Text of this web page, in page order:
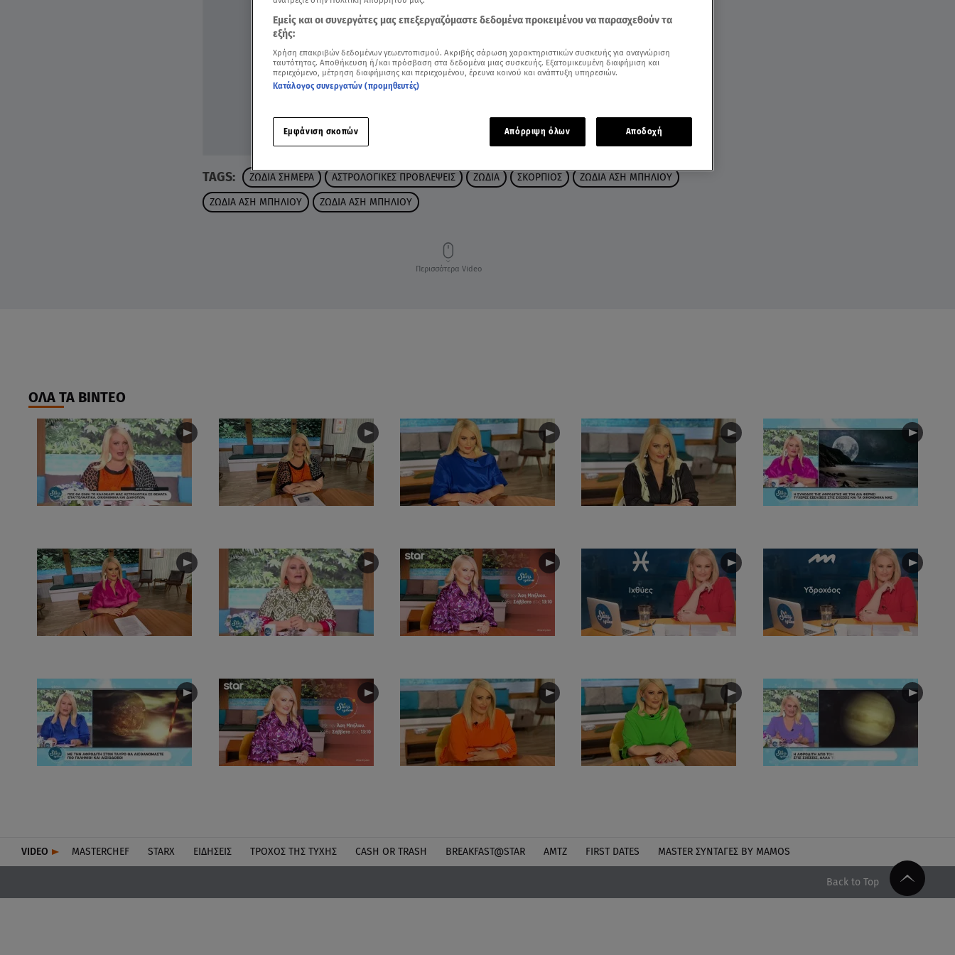
TAGS: ΖΩΔΙΑ ΣΗΜΕΡΑ ΑΣΤΡΟΛΟΓΙΚΕΣ ΠΡΟΒΛΕΨΕΙΣ ΖΩΔΙΑ ΣΚΟΡΠΙΟΣ ΖΩΔΙΑ ΑΣΗ ΜΠΗΛΙΟΥ
ΖΩΔΙΑ ΑΣΗ ΜΠΗΛΙΟΥ ΖΩΔΙΑ ΑΣΗ ΜΠΗΛΙΟΥ
Περισσότερα Video
ΟΛΑ ΤΑ ΒΙΝΤΕΟ
VIDEO MASTERCHEF STARX ΕΙΔΉΣΕΙΣ ΤΡΟΧΌΣ ΤΗΣ ΤΎΧΗΣ CASH OR TRASH BREAKFAST@STAR ΑΜΤΖ FIRST DATES MASTER ΣΥΝΤΑΓΈΣ BY MAMOS
Back to Top
Εμείς και οι συνεργάτες μας επεξεργαζόμαστε δεδομένα προκειμένου να παρασχεθούν τα
εξής:
Χρήση επακριβών δεδομένων γεωεντοπισμού. Ακριβής σάρωση χαρακτηριστικών συσκευής για αναγνώριση
ταυτότητας. Αποθήκευση ή/και πρόσβαση στα δεδομένα μιας συσκευής. Εξατομικευμένη διαφήμιση και
περιεχόμενο, μέτρηση διαφήμισης και περιεχομένου, έρευνα κοινού και ανάπτυξη υπηρεσιών.
Κατάλογος συνεργατών (προμηθευτές)
Εμφάνιση σκοπών Απόρριψη όλων Αποδοχή